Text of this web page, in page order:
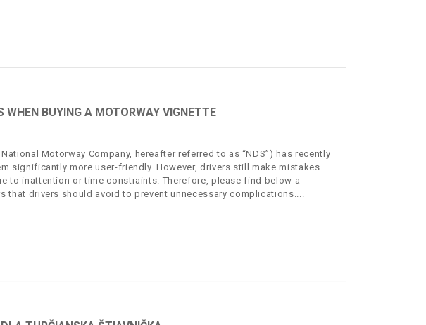
BUYING A MOTORWAY VIGNETTE
Motorway Company, hereafter referred to as “NDS”) has recently
significantly more user-friendly. However, drivers still make mistakes
to inattention or time constraints. Therefore, please find below a
that drivers should avoid to prevent unnecessary complications.